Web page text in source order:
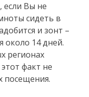
если Вы не
сидеть в
и зонт –
около 14 дней.
регионах
факт не
посещения.